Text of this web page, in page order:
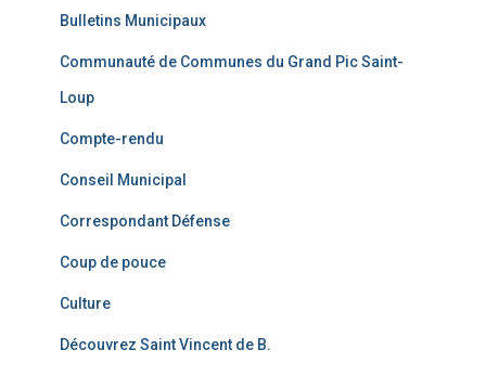
Bulletins Municipaux
Communauté de Communes du Grand Pic Saint-
Loup
Compte-rendu
Conseil Municipal
Correspondant Défense
Coup de pouce
Culture
Découvrez Saint Vincent de B.